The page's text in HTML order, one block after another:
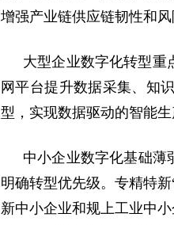
增强产业链供应链韧性和风
大型企业数字化转型重
网平台提升数据采集、知
型，实现数据驱动的智能生
中小企业数字化基础薄
明确转型优先级。专精特
新中小企业和规上工业中